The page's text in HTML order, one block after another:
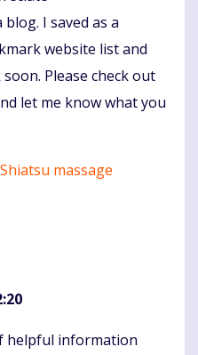
I saved as a
website list and
Please check out
let me know what you
Shiatsu massage
helpful information